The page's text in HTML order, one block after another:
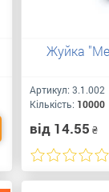
Жуйка
Артикул:3.1.002
Кількість: 10000
від 14.55 ₴